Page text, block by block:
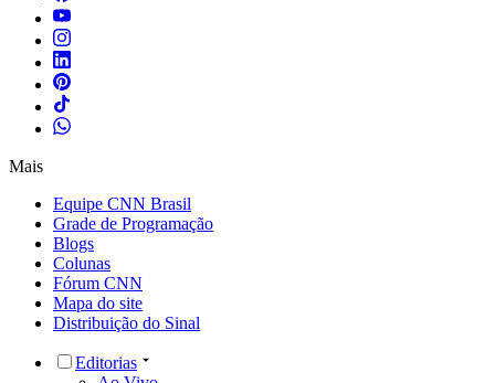
Mais
Equipe CNN Brasil
Grade de Programação
Blogs
Colunas
Fórum CNN
Mapa do site
Distribuição do Sinal
Editorias